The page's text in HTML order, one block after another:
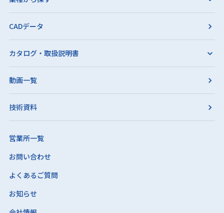
CADデータ
カタログ・取扱説明書
動画一覧
技術資料
営業所一覧
お問い合わせ
よくあるご質問
お知らせ